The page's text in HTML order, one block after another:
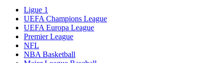
Ligue 1
UEFA Champions League
UEFA Europa League
Premier League
NFL
NBA Basketball